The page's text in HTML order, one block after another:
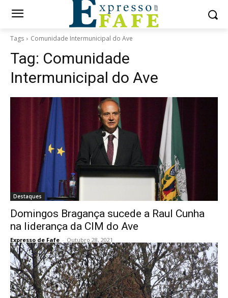
Tags Comunidade Intermunicipal do Ave
Tag: Comunidade
Intermunicipal do Ave
Destaques
Domingos Bragança sucede a Raul Cunha
na liderança da CIM do Ave
Expresso de Fafe - Outubro 28, 2021